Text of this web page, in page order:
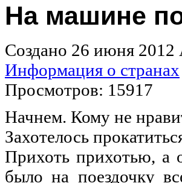
На машине
Создано 26 июня 2012
Информация о странах
Просмотров: 15917
Начнем. Кому не
Захотелось
Прихоть прихотью, а
было на поездочку